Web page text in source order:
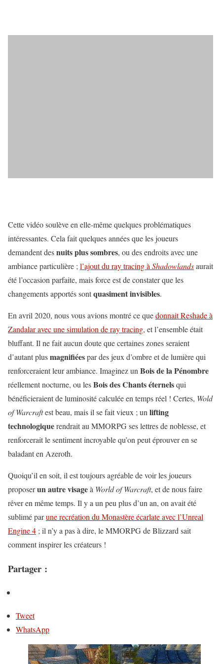
Cette vidéo soulève en elle-même quelques problématiques
intéressantes. Cela fait quelques années que les joueurs
demandent desnuitsplussombres, ou des endroits avec une
ambiance particulière ; l’ajout du ray tracing à Shadowlandsaurait
été l’occasion parfaite, mais force est de constater que les
changements apportés sontquasimentinvisibles.
En avril 2020, nous vous avions montré ce quedonnait Reshade à
Zandalar avec une simulation de ray tracing, et l’ensemble était
bluffant. Il ne fait aucun doute que certaines zones seraient
d’autant plusmagnifiéespar des jeux d’ombre et de lumière qui
renforceraient leur ambiance. Imaginez un Bois de la Pénombre
réellement nocturne, ou lesBois des Chants éternelsqui
bénéficieraient de luminosité calculée en temps réel ! Certes, Wold
of Warcraftest beau, mais il se fait vieux ; un lifting
technologiquerendrait au MMORPG ses lettres de noblesse, et
renforcerait le sentiment incroyable qu’on peut éprouver en se
baladant en Azeroth.
Quoiqu’il en soit, il est toujours agréable de voir les joueurs
proposerunautrevisageà World of Warcraft, et de nous faire
rêver en même temps. Il y a un peu plus d’un an, on avait été
sublimé parune recréation du Monastère écarlate avec l’Unreal
Engine 4 ; il n’y a pas à dire, le MMORPG de Blizzard sait
comment inspirer les créateurs !
Partager :
Tweet
WhatsApp